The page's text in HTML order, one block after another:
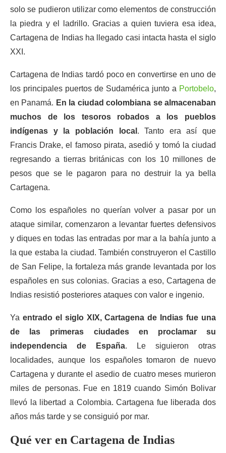
solo se pudieron utilizar como elementos de construcción
la piedra y el ladrillo. Gracias a quien tuviera esa idea,
Cartagena de Indias ha llegado casi intacta hasta el siglo
XXI.
Cartagena de Indias tardó poco en convertirse en uno de
los principales puertos de Sudamérica junto a Portobelo,
en Panamá. En la ciudad colombiana se almacenaban
muchos de los tesoros robados a los pueblos
indígenas y la población local . Tanto era así que
Francis Drake, el famoso pirata, asedió y tomó la ciudad
regresando a tierras británicas con los 10 millones de
pesos que se le pagaron para no destruir la ya bella
Cartagena.
Como los españoles no querían volver a pasar por un
ataque similar, comenzaron a levantar fuertes defensivos
y diques en todas las entradas por mar a la bahía junto a
la que estaba la ciudad. También construyeron el Castillo
de San Felipe, la fortaleza más grande levantada por los
españoles en sus colonias. Gracias a eso, Cartagena de
Indias resistió posteriores ataques con valor e ingenio.
Ya entrado el siglo XIX, Cartagena de Indias fue una
de las primeras ciudades en proclamar su
independencia de España. Le siguieron otras
localidades, aunque los españoles tomaron de nuevo
Cartagena y durante el asedio de cuatro meses murieron
miles de personas. Fue en 1819 cuando Simón Bolivar
llevó la libertad a Colombia. Cartagena fue liberada dos
años más tarde y se consiguió por mar.
Qué ver en Cartagena de Indias